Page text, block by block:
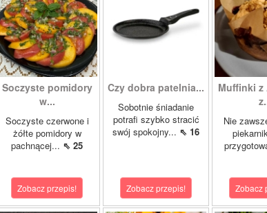
Soczyste pomidory
w...
Soczyste czerwone i
żółte pomidory w
pachnącej... ⇖ 25
Zobacz przepis!
Czy dobra patelnia...
Sobotnie śniadanie
potrafi szybko stracić
swój spokojny... ⇖ 16
Zobacz przepis!
Muffinki z
Nie
Zobacz